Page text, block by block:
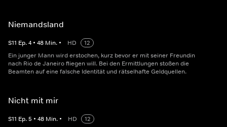
Niemandsland
S11 Ep.4 • 48 Min. • HD
12
Ein junger Mann wird erstochen, kurz bevor er mit seiner Freundin
nach Rio de Janeiro fliegen will. Bei den Ermittlungen stoßen die
Beamten auf eine falsche Identität und rätselhafte Geldquellen.
Nicht mit mir
S11 Ep.5 • 48 Min. • HD
12